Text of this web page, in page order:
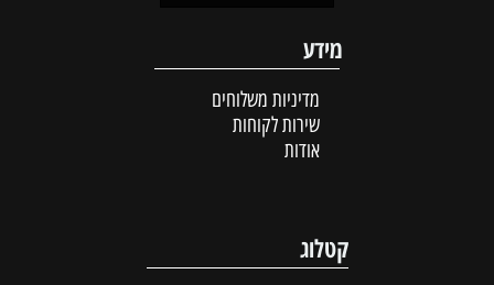
מידע
מדיניות משלוחים
שירות לקוחות
אודות
קטלוג